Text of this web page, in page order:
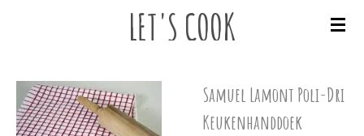
de
hoofdinhoud
LET'S COOK
Samuel Lamont Poli-Dri
Keukenhanddoek